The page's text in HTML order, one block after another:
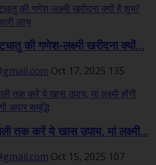
की गणेश-लक्ष्मी खरीदना क्यों...
Oct 17, 2025 135
तक करें ये खास उपाय, मां लक्ष्मी...
Oct 15, 2025 107